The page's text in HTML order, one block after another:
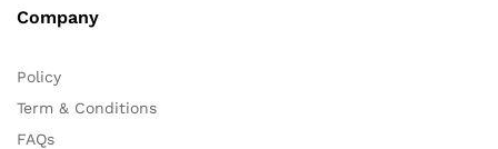
Company
Policy
Term & Conditions
FAQs